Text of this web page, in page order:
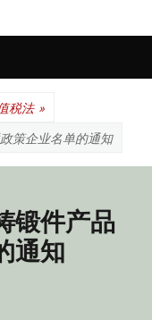
税法 »
策企业名单的通知
锻件产品
通知